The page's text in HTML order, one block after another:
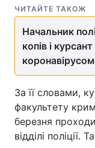
ЧИТАЙТЕ ТАКОЖ
Начальник
копів і
За її словами,
факультету
березня
відділі